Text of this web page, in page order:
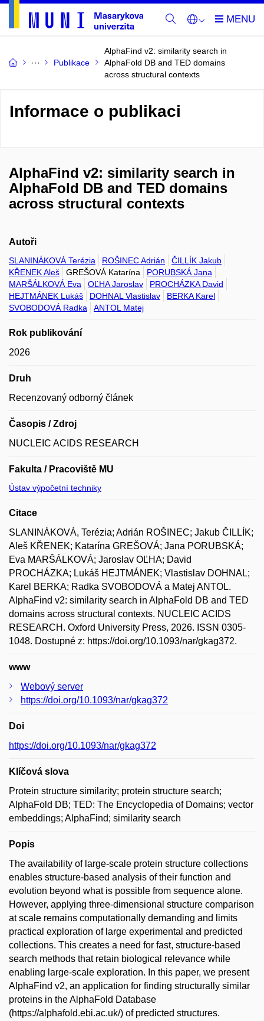
Publikace
AlphaFind v2: similarity search in
AlphaFold DB and TED domains
across structural contexts
Informace o publikaci
AlphaFind v2: similarity search in
AlphaFold DB and TED domains
across structural contexts
Autoři
SLANINÁKOVÁ Terézia ROŠINEC Adrián
ČILLÍK Jakub
KŘENEK Aleš
GREŠOVÁ Katarína
PORUBSKÁ Jana
MARŠÁLKOVÁ Eva
OĽHA Jaroslav
PROCHÁZKA David
HEJTMÁNEK Lukáš
DOHNAL Vlastislav
BERKA Karel
SVOBODOVÁ Radka
ANTOL Matej
Rok publikování
2026
Druh
Recenzovaný odborný článek
Časopis / Zdroj
NUCLEIC ACIDS RESEARCH
Fakulta / Pracoviště MU
Ústav výpočetní techniky
Citace
SLANINÁKOVÁ, Terézia; Adrián ROŠINEC; Jakub ČILLÍK;
Aleš KŘENEK; Katarína GREŠOVÁ; Jana PORUBSKÁ;
Eva MARŠÁLKOVÁ; Jaroslav OĽHA; David
PROCHÁZKA; Lukáš HEJTMÁNEK; Vlastislav DOHNAL;
Karel BERKA; Radka SVOBODOVÁ a Matej ANTOL.
AlphaFind v2: similarity search in AlphaFold DB and TED
domains across structural contexts. NUCLEIC ACIDS
RESEARCH. Oxford University Press, 2026. ISSN 0305-
1048. Dostupné z: https://doi.org/10.1093/nar/gkag372.
www
Webový server
https://doi.org/10.1093/nar/gkag372
Doi
https://doi.org/10.1093/nar/gkag372
Klíčová slova
Protein structure similarity; protein structure search;
AlphaFold DB; TED: The Encyclopedia of Domains; vector
embeddings; AlphaFind; similarity search
Popis
The availability of large-scale protein structure collections
enables structure-based analysis of their function and
evolution beyond what is possible from sequence alone.
However, applying three-dimensional structure comparison
at scale remains computationally demanding and limits
practical exploration of large experimental and predicted
collections. This creates a need for fast, structure-based
search methods that retain biological relevance while
enabling large-scale exploration. In this paper, we present
AlphaFind v2, an application for finding structurally similar
proteins in the AlphaFold Database
(https://alphafold.ebi.ac.uk/) of predicted structures.